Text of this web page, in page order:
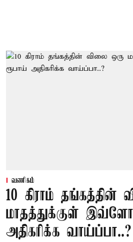
வணிகம்
10 கிராம் தங்கத்தின்
மாதத்துக்குள்
அதிகரிக்க வாய்ப்பா..?